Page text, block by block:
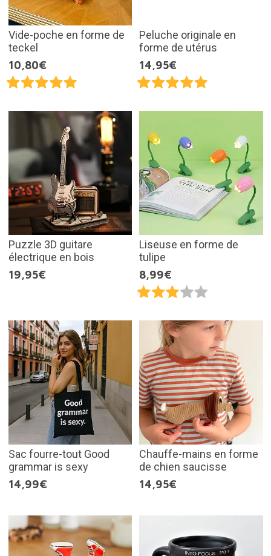
Vide-poche en forme de
teckel
10,80€
Peluche originale en
forme de utérus
14,95€
Puzzle 3D guitare
électrique en bois
19,95€
Liseuse en forme de
tulipe
8,99€
Sac fourre-tout Good
grammar is sexy
14,99€
Chauffe-mains en forme
de chien saucisse
14,95€